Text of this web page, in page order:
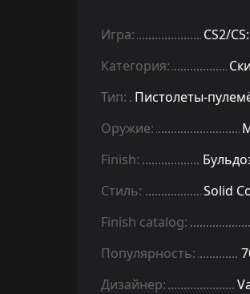
Игра:
CS2/
Категория:
Тип: Пистолеты-
Оружие:
Finish:
Стиль:
Solid
Finish catalog:
Популярность:
Дизайнер: